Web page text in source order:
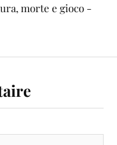
morte e gioco -